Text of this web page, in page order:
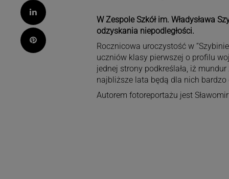
LinkedIn
Pinterest
W Zespole Szkół im. Władysława
odzyskania niepodległości.
Rocznicowa uroczystość w
uczniów klasy pierwszej o profilu
jednej strony podkreślała, iż
najbliższe lata będą dla nich
Autorem fotoreportażu jest